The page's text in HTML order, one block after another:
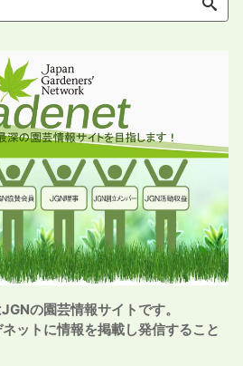
の園芸情報サイトです。
ットに情報を掲載し発信すること